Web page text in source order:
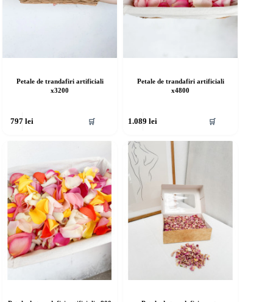
Petale de trandafiri artificiali
x3200
797lei 🛒
Petale de trandafiri artificiali
x4800
1.089lei 🛒